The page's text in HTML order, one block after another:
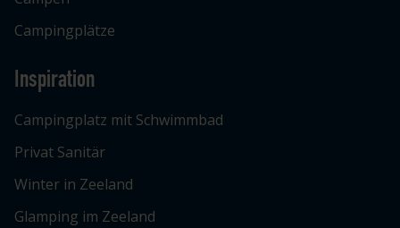
Campingplätze
Inspiration
Campingplatz mit Schwimmbad
Privat Sanitär
Winter in Zeeland
Glamping im Zeeland